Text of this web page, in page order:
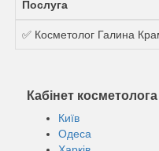
Послуга
✅ Косметолог Галина
Кабінет
Київ
Одеса